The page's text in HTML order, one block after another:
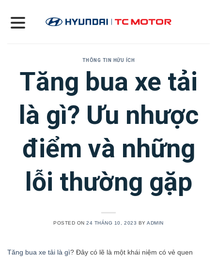
content
THÔNG TIN HỮU ÍCH
Tăng bua xe tải
là gì? Ưu nhược
điểm và những
lỗi thường gặp
POSTED ON24 THÁNG 10, 2023 BYADMIN
Tăng bua xe tải là gì? Đây có lẽ là một khái niệm có vẻ quen